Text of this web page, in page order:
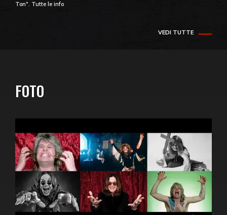
Ton". Tutte le info
VEDI TUTTE
FOTO